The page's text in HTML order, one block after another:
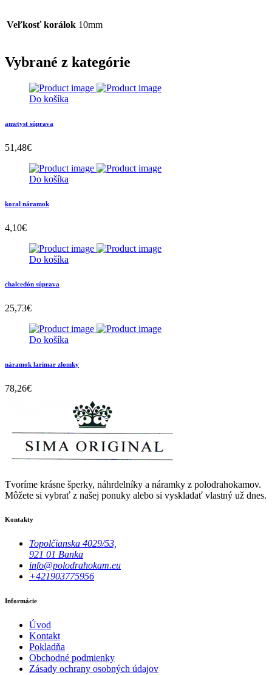
Veľkosť korálok 10mm
Vybrané z kategórie
Do košíka
ametyst súprava
51,48€
Do košíka
koral náramok
4,10€
Do košíka
chalcedón súprava
25,73€
Do košíka
náramok larimar zlomky
78,26€
Tvoríme krásne šperky, náhrdelníky a náramky z polodrahokamov.
Môžete si vybrať z našej ponuky alebo si vyskladať vlastný už dnes.
Kontakty
Topolčianska 4029/53,
921 01 Banka
info@polodrahokam.eu
+421903775956
Informácie
Úvod
Kontakt
Pokladňa
Obchodné podmienky
Zásady ochrany osobných údajov